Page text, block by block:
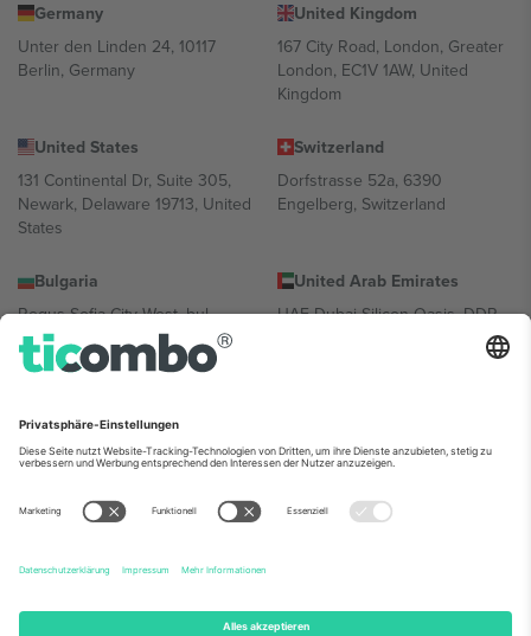
Germany
Unter den Linden 24, 10117
Berlin, Germany
United Kingdom
167 City Road, London, Greater
London, EC1V 1AW, United
Kingdom
United States
131 Continental Dr, Suite 305,
Newark, Delaware 19713, United
States
Switzerland
Dorfstrasse 52a, 6390
Engelberg, Switzerland
Bulgaria
Regus Sofia City West, bul
Totleben 53-55, 1606 Sofia,
Bulgaria
United Arab Emirates
UAE Dubai Silicon Oasis, DDP
Building A1, Office 302, Dubai,
Mexico
Av Chapultepec 360, Roma
Norte, Cuauhtémoc, 06700
Ciudad de México, CDMX,
Mexico
Die juristische Person des Plattformanbieters kann je nach
Informationen finden Sie auf der jeweiligen Veranstaltungsseite, im